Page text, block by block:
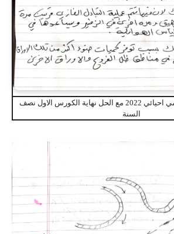
اسئلة احياء خامس علمي احيائي 2022 مع الحل نهاية الكورس الاول نصف
السنة